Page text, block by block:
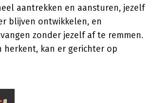
aantrekken en aansturen, jezelf
blijven ontwikkelen, en
zonder jezelf af te remmen.
herkent, kan er gerichter op